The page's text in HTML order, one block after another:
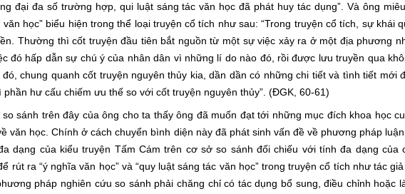
đại đa số trường hợp, qui luật sáng tác văn học đã phát huy tác dụng”. Và ông
học” biểu hiện trong thể loại truyện cổ tích như sau: “Trong truyện cổ tích, sự khái
Thường thì cốt truyện đầu tiên bắt nguồn từ một sự việc xảy ra ở một địa phương
đó hấp dẫn sự chú ý của nhân dân vì những lí do nào đó, rồi được lưu truyền qua
chung quanh cốt truyện nguyên thủy kia, dần dần có những chi tiết và tình tiết mới
hư cấu chiếm ưu thế so với cốt truyện nguyên thủy”. (ĐGK, 60-61)
trên đây của ông cho ta thấy ông đã muốn đạt tới những mục đích khoa học
văn học. Chính ở cách chuyển bình diện này đã phát sinh vấn đề về phương pháp
dạng của kiểu truyện Tấm Cám trên cơ sở so sánh đối chiếu với tính đa dạng của
rút ra “ý nghĩa văn học” và “quy luật sáng tác văn học” trong truyện cổ tích như tác
pháp nghiên cứu so sánh phải chăng chỉ có tác dụng bổ sung, điều chỉnh hoặc